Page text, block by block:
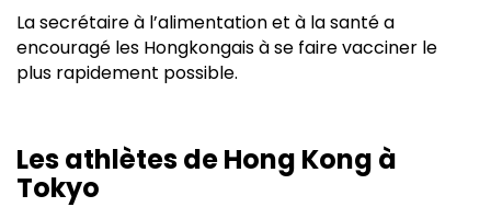
La secrétaire à l’alimentation et à la santé a
encouragé les Hongkongais à se faire vacciner le
plus rapidement possible.
Les athlètes de Hong Kong à
Tokyo